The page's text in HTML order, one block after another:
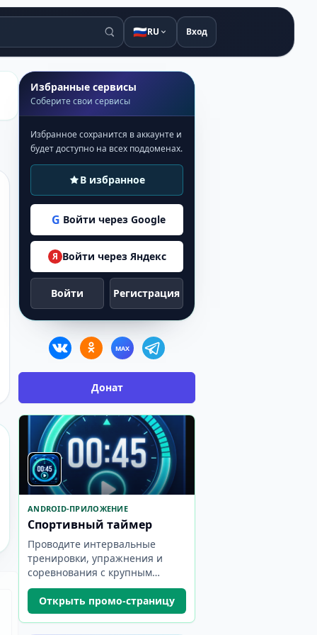
🇷🇺RU Вход
Избранные сервисы
Соберите свои сервисы
Избранное сохранится в аккаунте и
будет доступно на всех поддоменах.
В избранное
G Войти через Google
Я Войти через Яндекс
Войти Регистрация
MAX
Донат
ANDROID-ПРИЛОЖЕНИЕ
Спортивный таймер
Проводите интервальные
тренировки, упражнения и
соревнования с крупным
таймером, понятными фазами
и звуковыми сигналами.
Открыть промо-страницу